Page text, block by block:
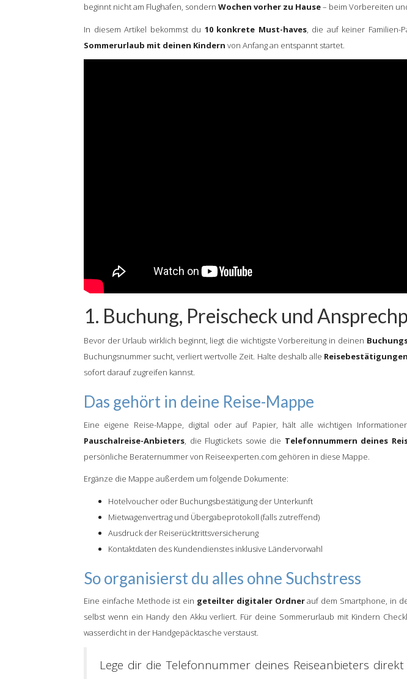
beginnt nicht am Flughafen, sondern Wochen vorher zu Hause– beim Vorbereiten
In diesem Artikel bekommst du 10 konkrete Must-haves, die auf keiner Familien-
Sommerurlaub mit deinen Kindern von Anfang an entspannt startet.
1. Buchung, Preischeck und
Bevor der Urlaub wirklich beginnt, liegt die wichtigste Vorbereitung in deinen
Buchungsnummer sucht, verliert wertvolle Zeit. Halte deshalb alle
sofort darauf zugreifen kannst.
Das gehört in deine Reise-Mappe
Eine eigene Reise-Mappe, digital oder auf Papier, hält alle wichtigen
Pauschalreise-Anbieters, die Flugtickets sowie die Telefonnummern deines
persönliche Beraternummer von Reiseexperten.com gehören in diese Mappe.
Ergänze die Mappe außerdem um folgende Dokumente:
Hotelvoucher oder Buchungsbestätigung der Unterkunft
Mietwagenvertrag und Übergabeprotokoll (falls zutreffend)
Ausdruck der Reiserücktrittsversicherung
Kontaktdaten des Kundendienstes inklusive Ländervorwahl
So organisierst du alles ohne Suchstress
Eine einfache Methode ist ein geteilter digitaler Ordnerauf dem Smartphone, in
selbst wenn ein Handy den Akku verliert. Für deine Sommerurlaub mit Kindern
wasserdicht in der Handgepäcktasche verstaust.
Lege dir die Telefonnummer deines Reiseanbieters